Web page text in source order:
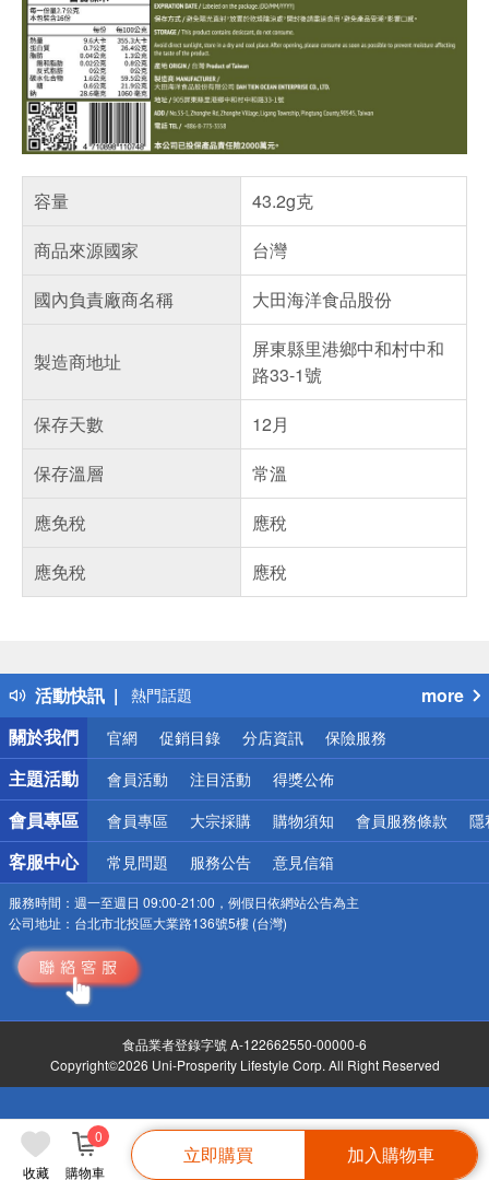
收藏 購物車
0
立即購買 加入購物車
容量
43.2g克
商品來源國家
台灣
國內負責廠商名稱
大田海洋食品股份
製造商地址
屏東縣里港鄉中和村中和
路33-1號
保存天數
12月
保存溫層
常溫
應免稅
應稅
應免稅
應稅
活動快訊
得獎公告
熱門話題
銀行優惠
偏遠地區配送
詐騙網頁！請小心！
more
關於我們
官網 促銷目錄 分店資訊 保險服務
主題活動 會員活動 注目活動 得獎公佈
會員專區 會員專區 大宗採購 購物須知 會員服務條款 隱
客服中心 常見問題 服務公告 意見信箱
服務時間： 週一至週日 09:00-21:00，例假日依網站公告為主
公司地址： 台北市北投區大業路136號5樓 (台灣)
食品業者登錄字號 A-122662550-00000-6
Copyright©2026 Uni-Prosperity Lifestyle Corp. All Right Reserved